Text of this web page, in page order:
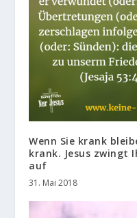
Wenn Sie krank
krank. Jesus zwingt
auf
31. Mai 2018